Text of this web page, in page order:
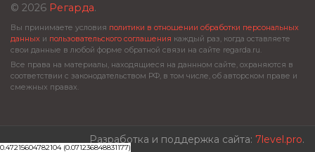
© 2026 Регарда.
Вы принимаете условия политики в отношении обработки персональных
данных и пользовательского соглашения каждый раз, когда оставляете
свои данные в любой форме обратной связи на сайте regarda.ru.
Все права на материалы, находящиеся на даннном сайте, охраняются в
соответствии с законодательством РФ, в том числе, об авторском праве и
смежных правах.
Разработка и поддержка сайта: 7level.pro.
0.47215604782104 (0.071236848831177)